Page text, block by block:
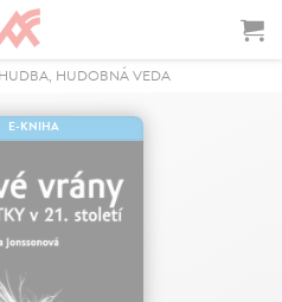
HUDBA, HUDOBNÁ VEDA
E-KNIHA